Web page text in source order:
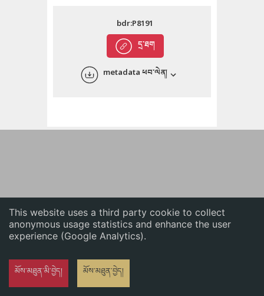
This website uses a third party cookie to collect
anonymous usage statistics and enhance the user
experience (Google Analytics).
མོས་མཐུན་མི་བྱེད། མོས་མཐུན་བྱེད།
English
དྲ་ཐག
bdr:P8191
metadata ཕབ་ལེན།